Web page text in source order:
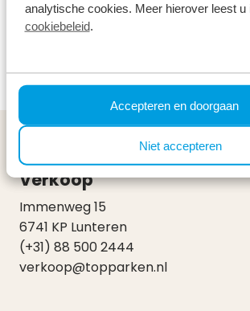
analytische cookies. Meer hierover leest u
cookiebeleid.
Accepteren en doorgaan
Niet accepteren
TopParken
Verkoop
Immenweg 15
6741 KP Lunteren
(+31) 88 500 2444
verkoop@topparken.nl